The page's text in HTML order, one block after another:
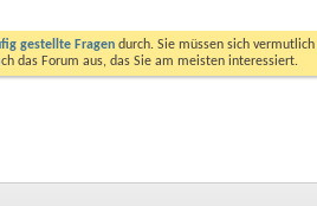
gestellte Fragen durch. Sie müssen sich vermutlich
das Forum aus, das Sie am meisten interessiert.